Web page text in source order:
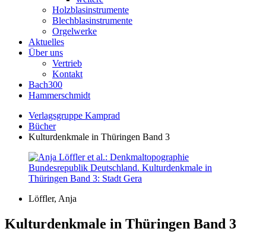
Holzblasinstrumente
Blechblasinstrumente
Orgelwerke
Aktuelles
Über uns
Vertrieb
Kontakt
Bach300
Hammerschmidt
Verlagsgruppe Kamprad
Bücher
Kulturdenkmale in Thüringen Band 3
Löffler, Anja
Kulturdenkmale in Thüringen Band 3